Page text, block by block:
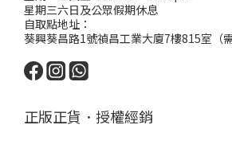
星期三六日及公眾假期休息
自取點地址：
葵興葵昌路1號禎昌工業大廈7樓815室（需
正版正貨．授權經銷